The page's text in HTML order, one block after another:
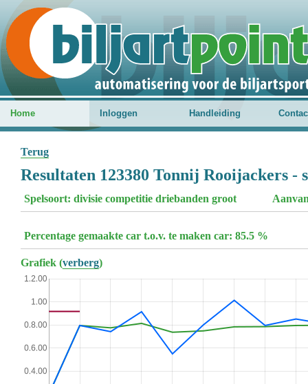
Home Inloggen Handleiding
Terug
Resultaten 123380 Tonnij Rooijackers -
Spelsoort: divisie competitie driebanden groot
Percentage gemaakte car t.o.v. te maken car: 85.5 %
Grafiek (verberg)